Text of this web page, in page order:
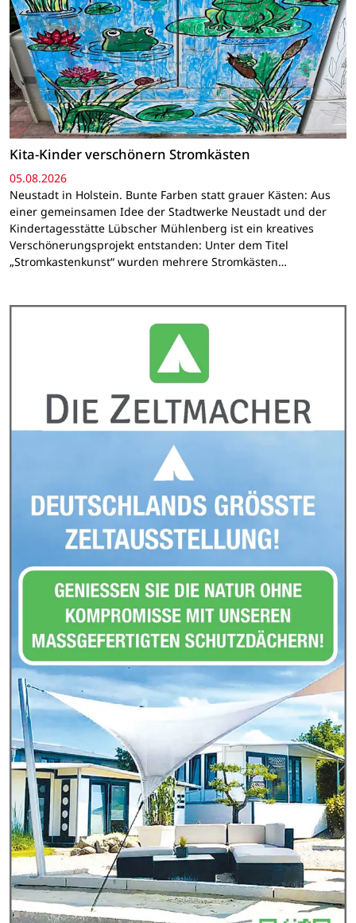
Kita-Kinder verschönern Stromkästen
05.08.2026
Neustadt in Holstein. Bunte Farben statt grauer Kästen: Aus
einer gemeinsamen Idee der Stadtwerke Neustadt und der
Kindertagesstätte Lübscher Mühlenberg ist ein kreatives
Verschönerungsprojekt entstanden: Unter dem Titel
„Stromkastenkunst“ wurden mehrere Stromkästen…